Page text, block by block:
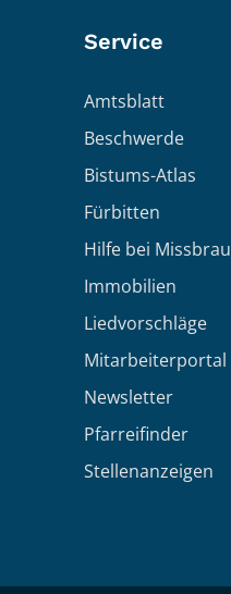
Service
Amtsblatt
Beschwerde
Bistums-Atlas
Fürbitten
Hilfe bei
Immobilien
Liedvorschläge
Mitarbeiterportal
Newsletter
Pfarreifinder
Stellenanzeigen